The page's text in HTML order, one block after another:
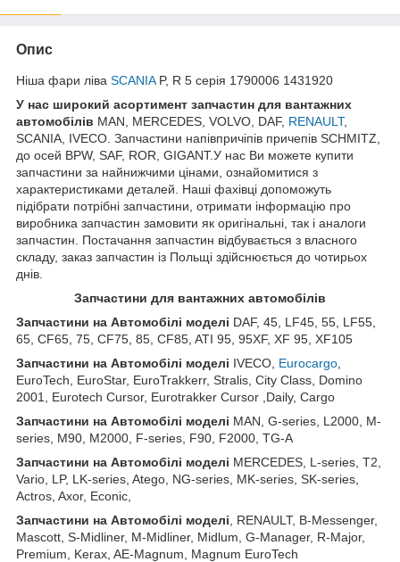
Опис
Ніша фари ліва SCANIAP, R 5 серія 1790006 1431920
У нас широкий асортимент запчастин для вантажних
автомобілів MAN, MERCEDES, VOLVO, DAF, RENAULT,
SCANIA, IVECO. Запчастини напівпричіпів причепів SCHMITZ,
до осей BPW, SAF, ROR, GIGANT.У нас Ви можете купити
запчастини за найнижчими цінами, ознайомитися з
характеристиками деталей. Наші фахівці допоможуть
підібрати потрібні запчастини, отримати інформацію про
виробника запчастин замовити як оригінальні, так і аналоги
запчастин. Постачання запчастин відбувається з власного
складу, заказ запчастин із Польщі здійснюється до чотирьох
днів.
Запчастини для вантажних автомобілів
Запчастини на Автомобілі моделі DAF, 45, LF45, 55, LF55,
65, CF65, 75, CF75, 85, CF85, ATI 95, 95XF, XF 95, XF105
Запчастини на Автомобілі моделі IVECO, Eurocargo
EuroTech, EuroStar, EuroTrakkerr, Stralis, City Class, Domino
2001, Eurotech Cursor, Eurotrakker Cursor ,Daily, Cargo
Запчастини на Автомобілі моделі MAN, G-series, L2000, M-
series, M90, M2000, F-series, F90, F2000, TG-A
Запчастини на Автомобілі моделі MERCEDES, L-series, T2,
Vario, LP, LK-series, Atego, NG-series, MK-series, SK-series,
Actros, Axor, Econic,
Запчастини на Автомобілі моделі , RENAULT, B-Messenger,
Mascott, S-Midliner, M-Midliner, Midlum, G-Manager, R-Major,
Premium, Kerax, AE-Magnum, Magnum EuroTech